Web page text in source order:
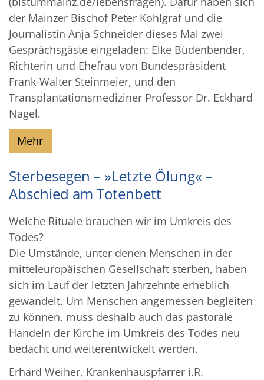
der Mainzer Bischof Peter Kohlgraf und die
Journalistin Anja Schneider dieses Mal zwei
Gesprächsgäste eingeladen: Elke Büdenbender,
Richterin und Ehefrau von Bundespräsident
Frank-Walter Steinmeier, und den
Transplantationsmediziner Professor Dr. Eckhard
Nagel.
Mehr
Sterbesegen – »Letzte Ölung« –
Abschied am Totenbett
Welche Rituale brauchen wir im Umkreis des
Todes?
Die Umstände, unter denen Menschen in der
mitteleuropäischen Gesellschaft sterben, haben
sich im Lauf der letzten Jahrzehnte erheblich
gewandelt. Um Menschen angemessen begleiten
zu können, muss deshalb auch das pastorale
Handeln der Kirche im Umkreis des Todes neu
bedacht und weiterentwickelt werden.
Erhard Weiher, Krankenhauspfarrer i.R.